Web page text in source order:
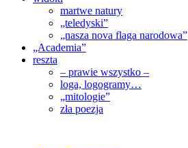
martwe natury
„teledyski”
„nasza nova flaga narodowa”
„Academia”
reszta
– prawie wszystko –
loga, logogramy…
„mitologie”
zła poezja